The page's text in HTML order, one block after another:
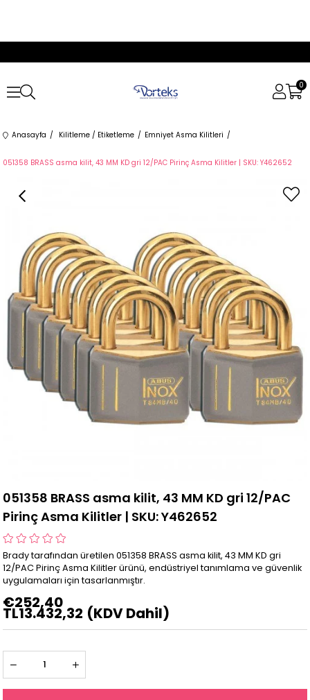
0
Anasayfa Kilitleme / Etiketleme Emniyet Asma Kilitleri
051358 BRASS asma kilit, 43 MM KD gri 12/PAC Pirinç Asma Kilitler | SKU: Y462652
051358 BRASS asma kilit, 43 MM KD gri 12/PAC
Pirinç Asma Kilitler | SKU: Y462652
Brady tarafından üretilen 051358 BRASS asma kilit, 43 MM KD gri
12/PAC Pirinç Asma Kilitler ürünü, endüstriyel tanımlama ve güvenlik
uygulamaları için tasarlanmıştır.
€252,40
TL13.432,32 (KDV Dahil)